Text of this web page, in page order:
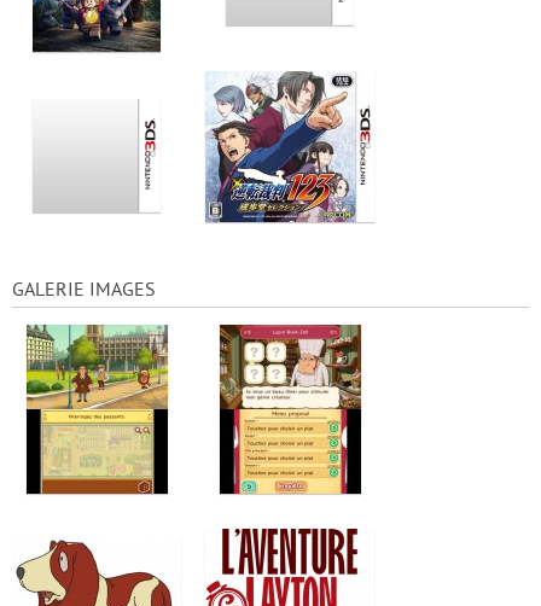
GALERIE IMAGES